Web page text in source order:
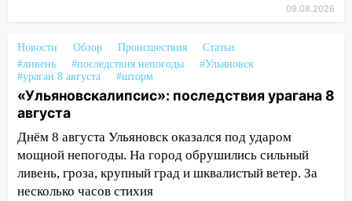
20:10
Во время урагана в Ульяновске на
Волге перевернулась лодка
19:55 В Ульяновске упавшее дерево
заблокировало в машине двух женщин
17:15 В Ульяновской области
ремонтируют девять мостов: один уже
готов, ещё два — почти завершены
09.08.2026
Новости Обзор Происшествия
Статьи
#ливень
#последствия непогоды
#Ульяновск
#ураган 8 августа
#шторм
«Ульяновскалипсис»: последствия урагана 8
августа
Днём 8 августа Ульяновск оказался под ударом
мощной непогоды. На город обрушились сильный
ливень, гроза, крупный град и шквалистый ветер. За
несколько часов стихия